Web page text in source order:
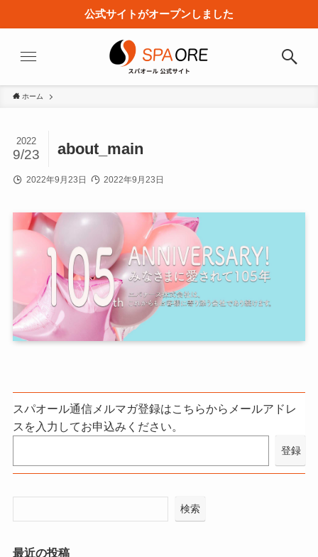
公式サイトがオープンしました
ホーム
about_main
2022
9/23
2022年9月23日 2022年9月23日
スパオール通信メルマガ登録はこちらからメールアドレ
スを入力してお申込みください。
検索
最近の投稿